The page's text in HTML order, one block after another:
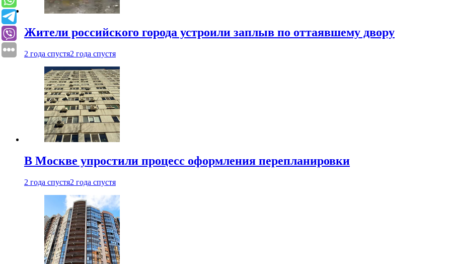
Жители российского города устроили заплыв по оттаявшему двору
2 года спустя2 года спустя
В Москве упростили процесс оформления перепланировки
2 года спустя2 года спустя